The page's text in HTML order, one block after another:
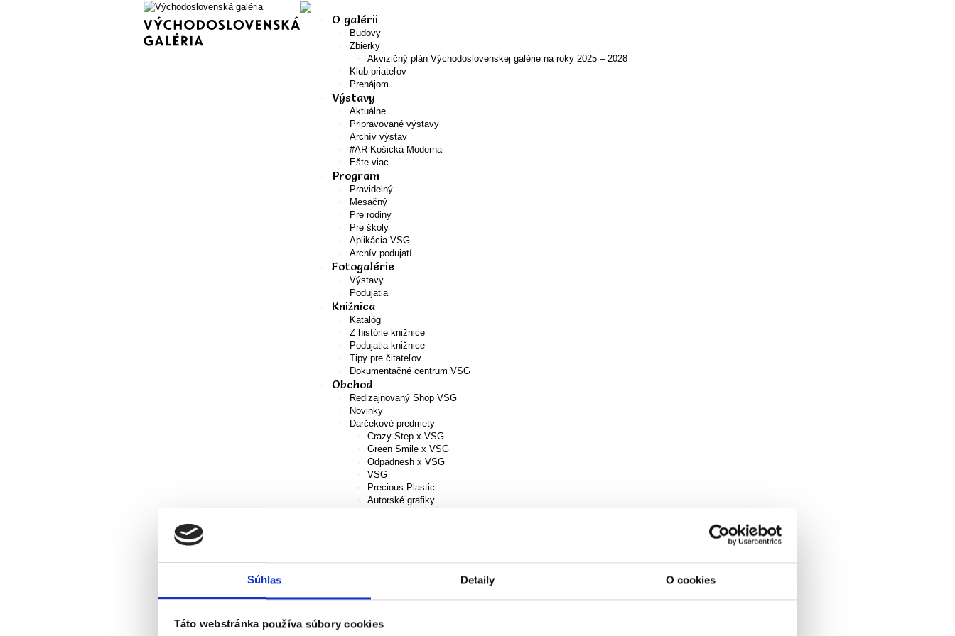
Súhlas Detaily O cookies
Táto webstránka používa súbory cookies
O galérii
Budovy
Zbierky
Akvizičný plán Východoslovenskej galérie na roky 2025 – 2028
Klub priateľov
Prenájom
Výstavy
Aktuálne
Pripravované výstavy
Archív výstav
#AR Košická Moderna
Ešte viac
Program
Pravidelný
Mesačný
Pre rodiny
Pre školy
Aplikácia VSG
Archív podujatí
Fotogalérie
Výstavy
Podujatia
Knižnica
Katalóg
Z histórie knižnice
Podujatia knižnice
Tipy pre čitateľov
Dokumentačné centrum VSG
Obchod
Redizajnovaný Shop VSG
Novinky
Darčekové predmety
Crazy Step x VSG
Green Smile x VSG
Odpadnesh x VSG
VSG
Precious Plastic
Autorské grafiky
Všeobecné obchodné podmienky pre online obchod VSG